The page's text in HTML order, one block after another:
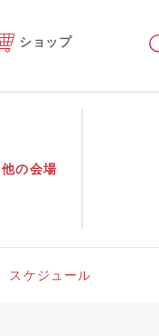
ショップ
他の会場
スケジュール